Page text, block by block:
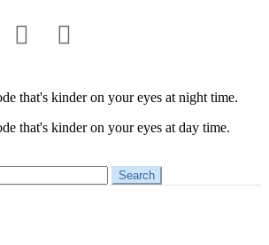
that's kinder on your eyes at night time.
that's kinder on your eyes at day time.
Search